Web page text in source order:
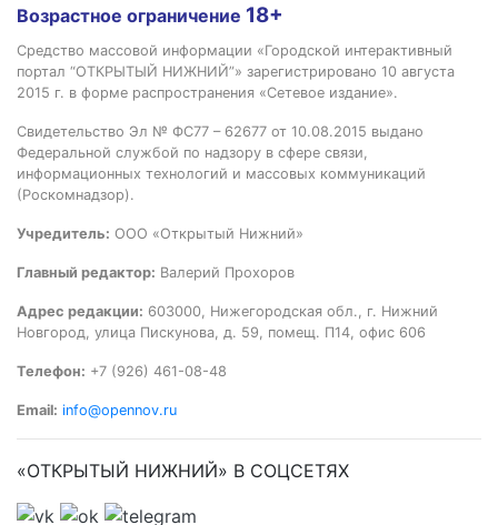
Возрастное ограничение 18+
Средство массовой информации «Городской интерактивный
портал “ОТКРЫТЫЙ НИЖНИЙ”» зарегистрировано 10 августа
2015 г. в форме распространения «Сетевое издание».
Свидетельство Эл № ФС77 – 62677 от 10.08.2015 выдано
Федеральной службой по надзору в сфере связи,
информационных технологий и массовых коммуникаций
(Роскомнадзор).
Учредитель: ООО «Открытый Нижний»
Главный редактор: Валерий Прохоров
Адрес редакции: 603000, Нижегородская обл., г. Нижний
Новгород, улица Пискунова, д. 59, помещ. П14, офис 606
Телефон: +7 (926) 461-08-48
Email: info@opennov.ru
«ОТКРЫТЫЙ НИЖНИЙ» В СОЦСЕТЯХ